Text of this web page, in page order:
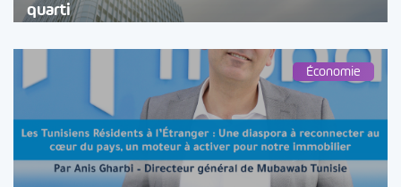
quarti
Économie